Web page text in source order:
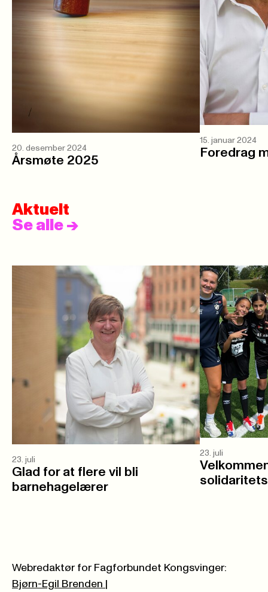
20. desember 2024
Årsmøte 2025
15. januar 2024
Foredrag
Aktuelt
Se alle ->
23. juli
Glad for at flere vil bli
barnehagelærer
23. juli
Webredaktør for Fagforbundet Kongsvinger:
Bjørn-Egil Brenden